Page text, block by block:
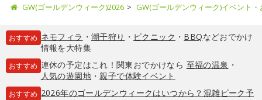
GW(ゴールデンウィーク)2026 GW(ゴールデンウィーク)イベント
おすすめ ネモフィラ ・ 潮干狩り ・ ピクニック ・ BBQなどおでかけ
情報を大特集
おすすめ 連休の予定はこれ！関東おでかけなら 至福の温泉 ・
人気の遊園地・親子で体験イベント
おすすめ 2026年のゴールデンウィークはいつから？混雑ピーク予